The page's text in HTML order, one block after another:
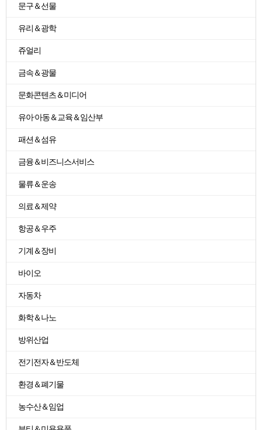
문구＆선물
유리＆광학
쥬얼리
금속＆광물
문화콘텐츠＆미디어
유아·아동＆교육＆임산부
패션＆섬유
금융＆비즈니스서비스
물류＆운송
의료＆제약
항공＆우주
기계＆장비
바이오
자동차
화학＆나노
방위산업
전기전자＆반도체
환경＆폐기물
농수산＆임업